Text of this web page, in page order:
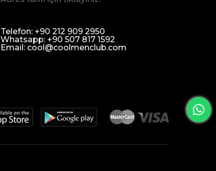
Telefon: +90 212 909 2950
Whatsapp: +90 507 817 1592
Email: cool@coolmenclub.com